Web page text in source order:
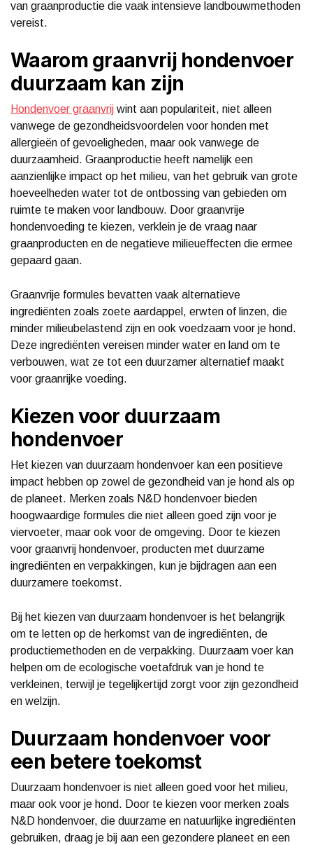
van graanproductie die vaak intensieve landbouwmethoden
vereist.
Waarom graanvrij hondenvoer
duurzaam kan zijn
Hondenvoer graanvrij wint aan populariteit, niet alleen
vanwege de gezondheidsvoordelen voor honden met
allergieën of gevoeligheden, maar ook vanwege de
duurzaamheid. Graanproductie heeft namelijk een
aanzienlijke impact op het milieu, van het gebruik van grote
hoeveelheden water tot de ontbossing van gebieden om
ruimte te maken voor landbouw. Door graanvrije
hondenvoeding te kiezen, verklein je de vraag naar
graanproducten en de negatieve milieueffecten die ermee
gepaard gaan.
Graanvrije formules bevatten vaak alternatieve
ingrediënten zoals zoete aardappel, erwten of linzen, die
minder milieubelastend zijn en ook voedzaam voor je hond.
Deze ingrediënten vereisen minder water en land om te
verbouwen, wat ze tot een duurzamer alternatief maakt
voor graanrijke voeding.
Kiezen voor duurzaam
hondenvoer
Het kiezen van duurzaam hondenvoer kan een positieve
impact hebben op zowel de gezondheid van je hond als op
de planeet. Merken zoals N&D hondenvoer bieden
hoogwaardige formules die niet alleen goed zijn voor je
viervoeter, maar ook voor de omgeving. Door te kiezen
voor graanvrij hondenvoer, producten met duurzame
ingrediënten en verpakkingen, kun je bijdragen aan een
duurzamere toekomst.
Bij het kiezen van duurzaam hondenvoer is het belangrijk
om te letten op de herkomst van de ingrediënten, de
productiemethoden en de verpakking. Duurzaam voer kan
helpen om de ecologische voetafdruk van je hond te
verkleinen, terwijl je tegelijkertijd zorgt voor zijn gezondheid
en welzijn.
Duurzaam hondenvoer voor
een betere toekomst
Duurzaam hondenvoer is niet alleen goed voor het milieu,
maar ook voor je hond. Door te kiezen voor merken zoals
N&D hondenvoer, die duurzame en natuurlijke ingrediënten
gebruiken, draag je bij aan een gezondere planeet en een